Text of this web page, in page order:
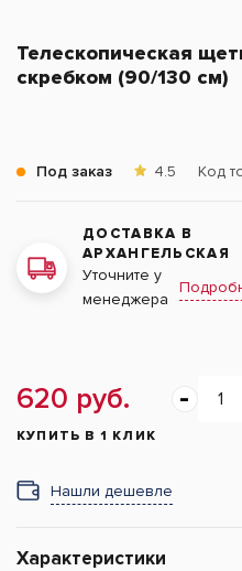
Телескопическая
скребком (90/130 см)
Под заказ 4.5 Код
ДОСТАВКА В
АРХАНГЕЛЬСКАЯ
Уточните у
менеджера
620 руб.
КУПИТЬ В 1 КЛИК
Нашли дешевле
Характеристики